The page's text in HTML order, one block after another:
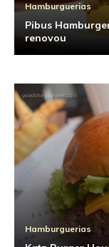
Hamburguerias
Pibus
renovou
Hamburguerias